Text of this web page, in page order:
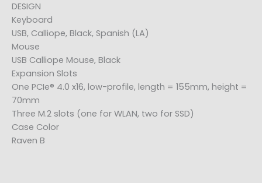
DESIGN
Keyboard
USB, Calliope, Black, Spanish (LA)
Mouse
USB Calliope Mouse, Black
Expansion Slots
One PCIe® 4.0 x16, low-profile, length = 155mm, height =
70mm
Three M.2 slots (one for WLAN, two for SSD)
Case Color
Raven B